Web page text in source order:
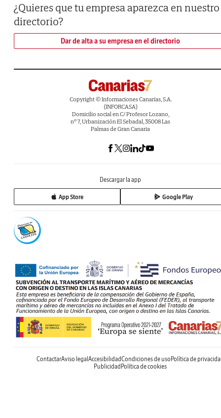
¿Quieres que tu empresa aparezca en nuestro
directorio?
Dar de alta a su empresa en el directorio
Copyright © Informaciones Canarias, S.A.
(INFORCASA)
Domicilio social en C/ Profesor Lozano,
nº 7, Urbanización El Sebadal, 35008 Las
Palmas de Gran Canaria
Descargar la app
App Store Google Play
ContactarAviso legal AccesibilidadCondiciones de uso Política de
Publicidad Política de cookies